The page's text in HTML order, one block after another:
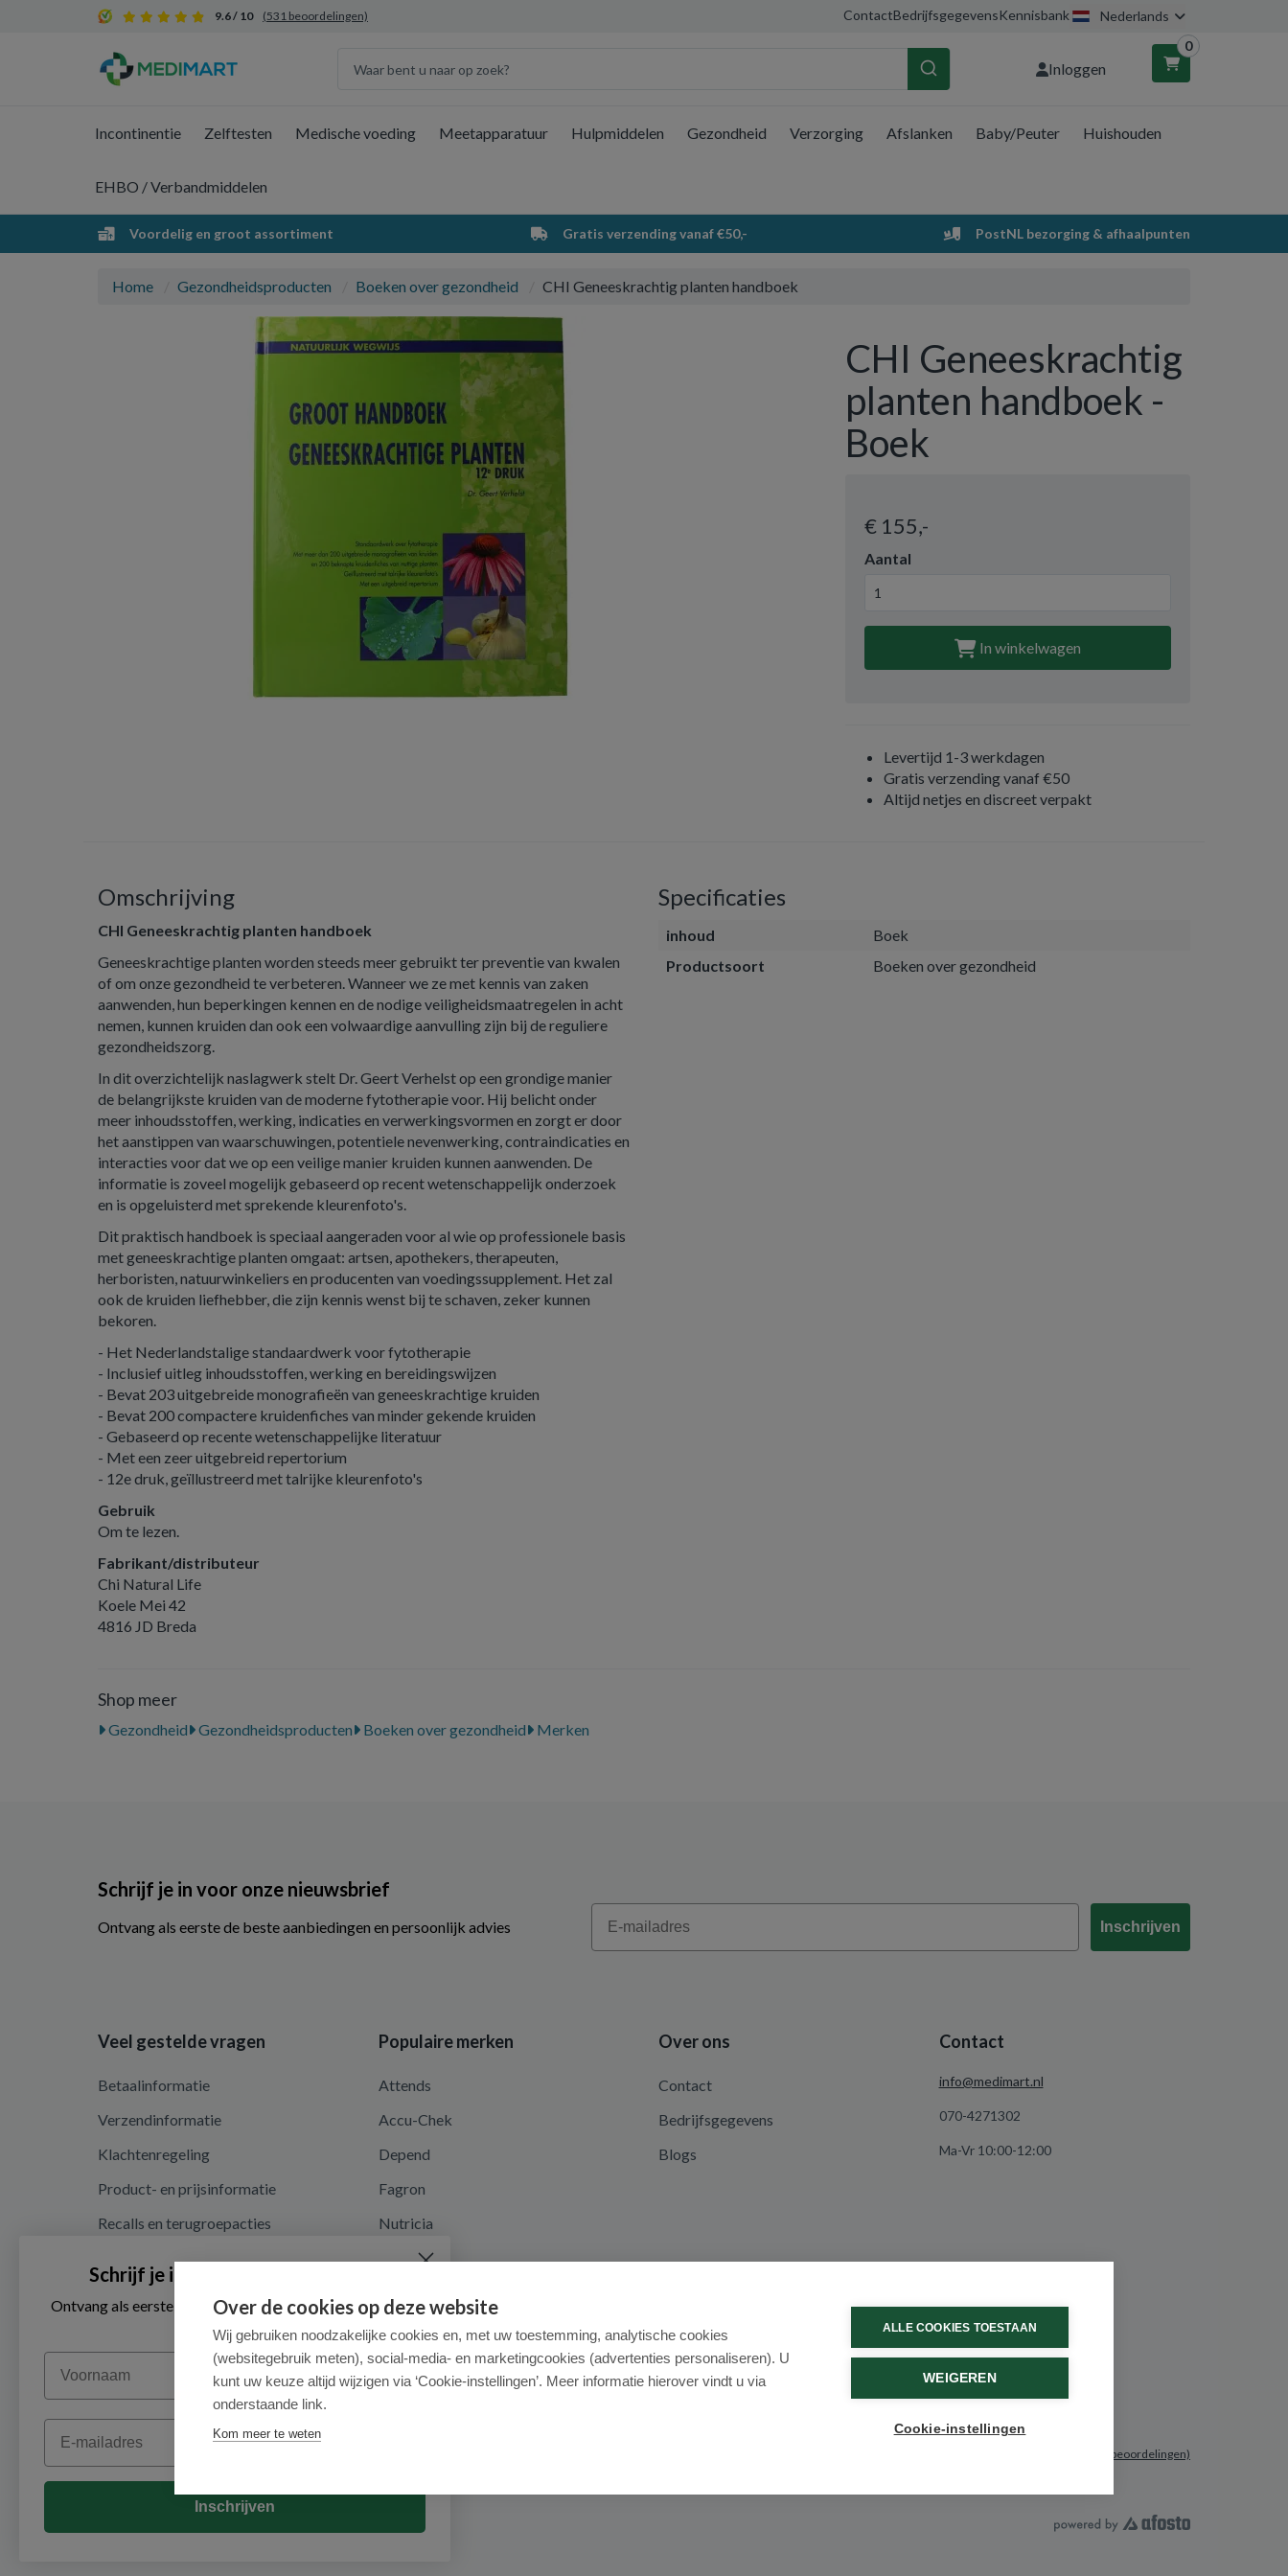
9.6 / 10 (531 beoordelingen) ContactBedrijfsgegevensKennisbank Nederlands
Inloggen
0
Winkelwagen
Uw winkelwagen is leeg.
Vul hem met producten.
Incontinentie Zelftesten Medische voeding Meetapparatuur Hulpmiddelen Gezondheid Verzorging Afslanken Baby/Peuter Huishouden
EHBO / Verbandmiddelen
Voordelig en groot assortiment Gratis verzending vanaf €50,- PostNL bezorging & afhaalpunten
Home Gezondheidsproducten Boeken over gezondheid CHI Geneeskrachtig planten handboek
CHI Geneeskrachtig
planten handboek -
Boek
€ 155,-
Aantal
In winkelwagen
Levertijd 1-3 werkdagen
Gratis verzending vanaf €50
Altijd netjes en discreet verpakt
Omschrijving
CHI Geneeskrachtig planten handboek
Geneeskrachtige planten worden steeds meer gebruikt ter preventie van kwalen
of om onze gezondheid te verbeteren. Wanneer we ze met kennis van zaken
aanwenden, hun beperkingen kennen en de nodige veiligheidsmaatregelen in acht
nemen, kunnen kruiden dan ook een volwaardige aanvulling zijn bij de reguliere
gezondheidszorg.
In dit overzichtelijk naslagwerk stelt Dr. Geert Verhelst op een grondige manier
de belangrijkste kruiden van de moderne fytotherapie voor. Hij belicht onder
meer inhoudsstoffen, werking, indicaties en verwerkingsvormen en zorgt er door
het aanstippen van waarschuwingen, potentiele nevenwerking, contraindicaties en
interacties voor dat we op een veilige manier kruiden kunnen aanwenden. De
informatie is zoveel mogelijk gebaseerd op recent wetenschappelijk onderzoek
en is opgeluisterd met sprekende kleurenfoto's.
Dit praktisch handboek is speciaal aangeraden voor al wie op professionele basis
met geneeskrachtige planten omgaat: artsen, apothekers, therapeuten,
herboristen, natuurwinkeliers en producenten van voedingssupplement. Het zal
ook de kruiden liefhebber, die zijn kennis wenst bij te schaven, zeker kunnen
bekoren.
- Het Nederlandstalige standaardwerk voor fytotherapie
- Inclusief uitleg inhoudsstoffen, werking en bereidingswijzen
- Bevat 203 uitgebreide monografieën van geneeskrachtige kruiden
- Bevat 200 compactere kruidenfiches van minder gekende kruiden
- Gebaseerd op recente wetenschappelijke literatuur
- Met een zeer uitgebreid repertorium
- 12e druk, geïllustreerd met talrijke kleurenfoto's
Gebruik
Om te lezen.
Fabrikant/distributeur
Chi Natural Life
Koele Mei 42
4816 JD Breda
Specificaties
inhoud
Boek
Productsoort
Boeken over gezondheid
Shop meer
Gezondheid Gezondheidsproducten Boeken over gezondheid Merken
Schrijf je in voor onze nieuwsbrief
Ontvang als eerste de beste aanbiedingen en persoonlijk advies
Email
Inschrijven
Veel gestelde vragen
Betaalinformatie
Verzendinformatie
Klachtenregeling
Product- en prijsinformatie
Recalls en terugroepacties
Privacy en cookieverklaring
Cookie instellingen
Algemene voorwaarden
Herroepingsrecht en retouren
Populaire merken
Attends
Accu-Chek
Depend
Fagron
Nutricia
Over ons
Contact
Bedrijfsgegevens
Blogs
Contact
info@medimart.nl
070-4271302
Ma-Vr 10:00-12:00
(531 beoordelingen)
Over de cookies op deze website
Wij gebruiken noodzakelijke cookies en, met uw toestemming, analytische cookies
(websitegebruik meten), social-media- en marketingcookies (advertenties personaliseren). U
kunt uw keuze altijd wijzigen via ‘Cookie-instellingen’. Meer informatie hierover vindt u via
onderstaande link.
Kom meer te weten
ALLE COOKIES TOESTAAN
WEIGEREN
Cookie-instellingen
Schrijf je in voor onze nieuwsbrief
Ontvang als eerste de beste aanbiedingen en persoonlijk
Voornaam
Email
Inschrijven